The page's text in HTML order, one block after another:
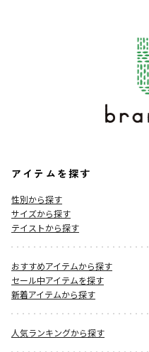
アイテムを探す
性別から探す
サイズから探す
テイストから探す
おすすめアイテムから探す
セール中アイテムを探す
新着アイテムから探す
人気ランキングから探す